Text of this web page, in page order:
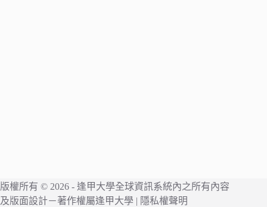
版權所有 © 2026 - 逢甲大學全球資訊系統內之所有內容
及版面設計－著作權屬逢甲大學 | 隱私權聲明